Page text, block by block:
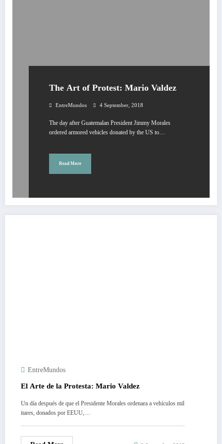
The Art of Protest: Mario Valdez
EntreMundos 4 September, 2018
The day after Guatemalan President Jimmy Morales
ordered armored vehicles donated by the US to…
Read More
EntreMundos
El Arte de la Protesta: Mario Valdez
Un día después de que el Presidente Morales ordenara a vehículos mil
itares, donados por EEUU,…